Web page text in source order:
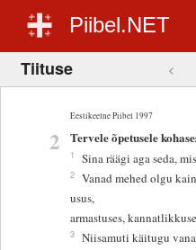
Piibel.NET
Tiituse <
Eestikeelne Piibel 1997
2 Tervele õpetusele
1 Sina räägi aga seda,
2 Vanad mehed olgu
usus,
armastuses,
3 Niisamuti käitugu